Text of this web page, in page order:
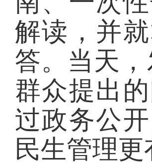
解读，并
答。当天
群众提出
过政务公
民生管理